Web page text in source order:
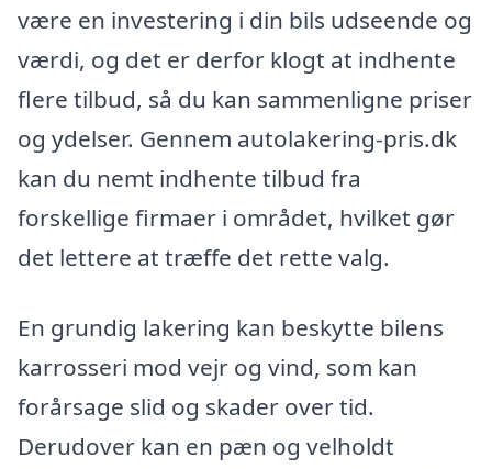
være en investering i din bils udseende og
værdi, og det er derfor klogt at indhente
flere tilbud, så du kan sammenligne priser
og ydelser. Gennem autolakering-pris.dk
kan du nemt indhente tilbud fra
forskellige firmaer i området, hvilket gør
det lettere at træffe det rette valg.
En grundig lakering kan beskytte bilens
karrosseri mod vejr og vind, som kan
forårsage slid og skader over tid.
Derudover kan en pæn og velholdt